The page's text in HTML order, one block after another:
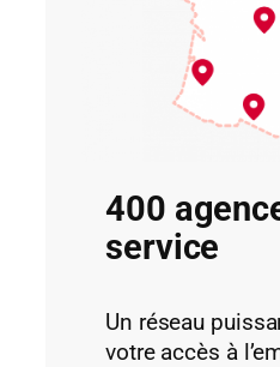
400
service
Un réseau
votre accès à